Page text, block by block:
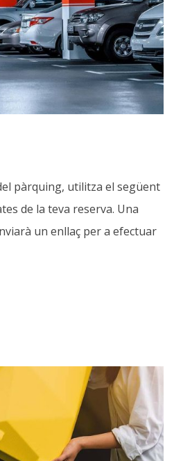
pàrquing, utilitza el següent
de la teva reserva. Una
un enllaç per a efectuar